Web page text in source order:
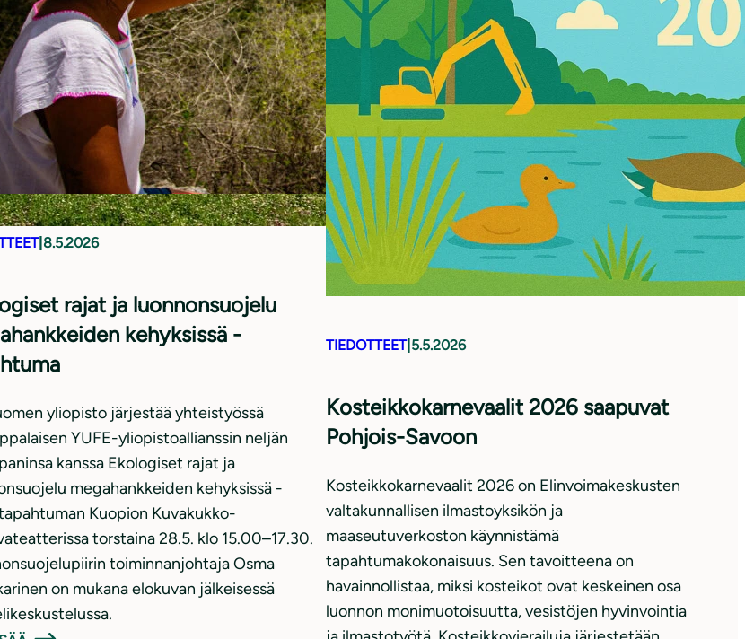
| 8.5.2026
rajat ja luonnonsuojelu
kehyksissä -
yliopisto järjestää yhteistyössä
YUFE-yliopistoallianssin neljän
kanssa Ekologiset rajat ja
megahankkeiden kehyksissä -
Kuopion Kuvakukko-
torstaina 28.5. klo 15.00–17.30.
toiminnanjohtaja Osma
on mukana elokuvan jälkeisessä
TIEDOTTEET| 5.5.2026
Kosteikkokarnevaalit 2026 saapuvat
Pohjois-Savoon
Kosteikkokarnevaalit 2026 on Elinvoimakeskusten
valtakunnallisen ilmastoyksikön ja
maaseutuverkoston käynnistämä
tapahtumakokonaisuus. Sen tavoitteena on
havainnollistaa, miksi kosteikot ovat keskeinen osa
luonnon monimuotoisuutta, vesistöjen hyvinvointia